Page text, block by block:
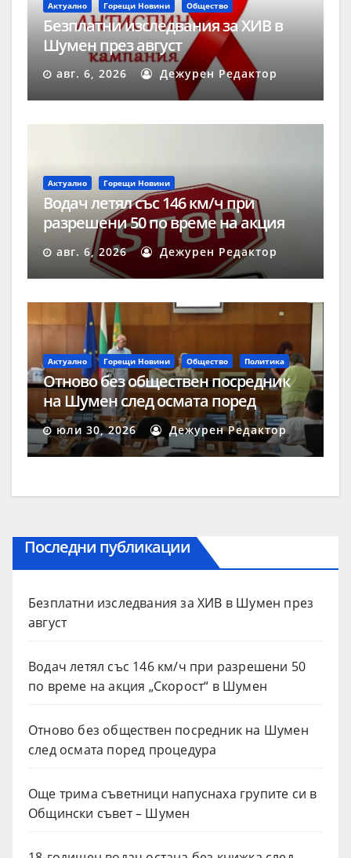
Актуално Горещи Новини Общество
Безплатни изследвания за ХИВ в
Шумен през август
авг. 6, 2026 Дежурен Редактор
Актуално Горещи Новини
Водач летял със 146 км/ч при
разрешени 50 по време на акция
„Скорост“ в Шумен
авг. 6, 2026 Дежурен Редактор
Актуално Горещи Новини Общество Политика
Отново без обществен посредник
на Шумен след осмата поред
процедура
юли 30, 2026 Дежурен Редактор
Последни публикации
Безплатни изследвания за ХИВ в Шумен през
август
Водач летял със 146 км/ч при разрешени 50
по време на акция „Скорост“ в Шумен
Отново без обществен посредник на Шумен
след осмата поред процедура
Още трима съветници напуснаха групите си в
Общински съвет – Шумен